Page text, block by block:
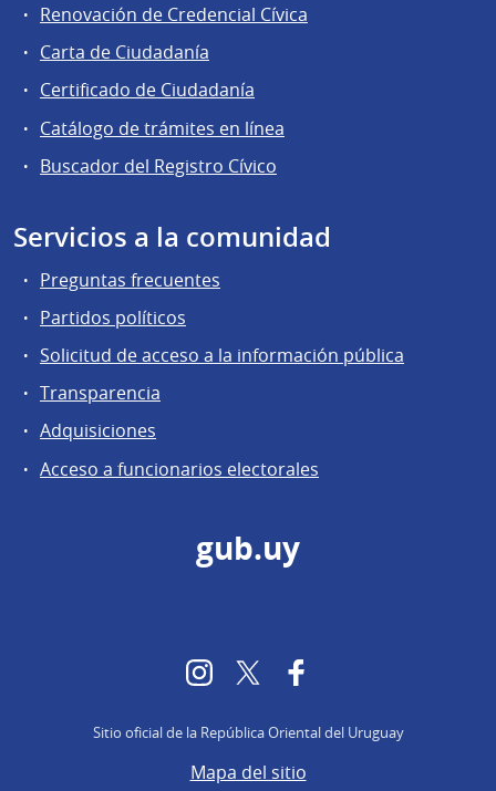
Renovación de Credencial Cívica
Carta de Ciudadanía
Certificado de Ciudadanía
Catálogo de trámites en línea
Buscador del Registro Cívico
Servicios a la comunidad
Preguntas frecuentes
Partidos políticos
Solicitud de acceso a la información pública
Transparencia
Adquisiciones
Acceso a funcionarios electorales
gub.uy
Instagram
Twitter
Sitio oficial de la República Oriental del Uruguay
Mapa del sitio